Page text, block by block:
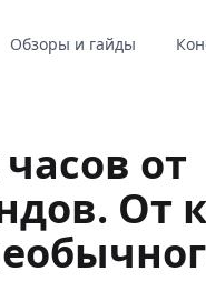
Обзоры и гайды
от
От